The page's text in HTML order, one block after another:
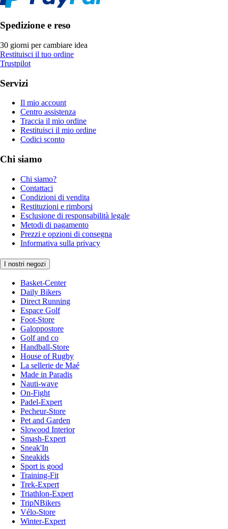
Spedizione e reso
30 giorni per cambiare idea
Restituisci il tuo ordine
Trustpilot
Servizi
Il mio account
Centro assistenza
Traccia il mio ordine
Restituisci il mio ordine
Codici sconto
Chi siamo
Chi siamo?
Contattaci
Condizioni di vendita
Restituzioni e rimborsi
Esclusione di responsabilità legale
Metodi di pagamento
Prezzi e opzioni di consegna
Informativa sulla privacy
I nostri negozi
Basket-Center
Daily Bikers
Direct Running
Espace Golf
Foot-Store
Galoppostore
Golf and co
Handball-Store
House of Rugby
La sellerie de Maé
Made in Paradis
Nauti-wave
On-Fight
Padel-Expert
Pecheur-Store
Pet and Garden
Slowood Interior
Smash-Expert
Sneak'In
Sneakids
Sport is good
Training-Fit
Trek-Expert
Triathlon-Expert
TripNBikers
Vélo-Store
Winter-Expert